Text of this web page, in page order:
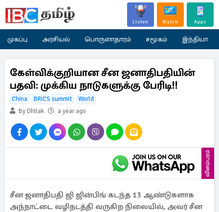
Listen Watch Apps
முகப்பு அரசியல் பொருளாதாரம் சமூகம் இந்தியா
கேள்விக்குறியான சீன ஜனாதிபதியின்
பதவி: முக்கிய நாடுகளுக்கு பேரிடி!!
China BRICS summit
World
By Dhilak
a year ago
விளம்பரம்
சீன ஜனாதிபதி ஜி ஜின்பிங் கடந்த 13 ஆண்டுகளாக
அந்நாட்டை வழிநடத்தி வருகிற நிலையில், அவர் சீன